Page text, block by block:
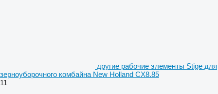
другие рабочие элементы Stige для
зерноуборочного комбайна New Holland CX8.85
11